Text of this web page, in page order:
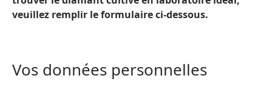
veuillez remplir le formulaire ci-dessous.
Vos données personnelles